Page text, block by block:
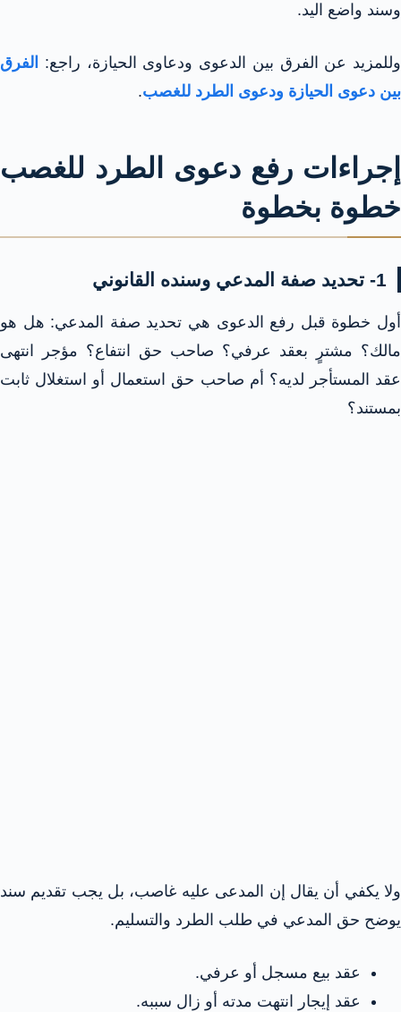
وسند واضع اليد.
وللمزيد عن الفرق بين الدعوى ودعاوى الحيازة، راجع:
الفرق
بين دعوى الحيازة ودعوى الطرد للغصب.
إجراءات رفع دعوى الطرد للغصب
خطوة بخطوة
1- تحديد صفة المدعي وسنده القانوني
أول خطوة قبل رفع الدعوى هي تحديد صفة المدعي: هل هو
مالك؟ مشترٍ بعقد عرفي؟ صاحب حق انتفاع؟ مؤجر انتهى
عقد المستأجر لديه؟ أم صاحب حق استعمال أو استغلال ثابت
بمستند؟
ولا يكفي أن يقال إن المدعى عليه غاصب، بل يجب تقديم سند
يوضح حق المدعي في طلب الطرد والتسليم.
عقد بيع مسجل أو عرفي.
عقد إيجار انتهت مدته أو زال سببه.